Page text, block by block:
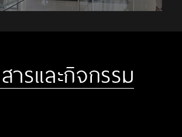
ารและกิจกรรม